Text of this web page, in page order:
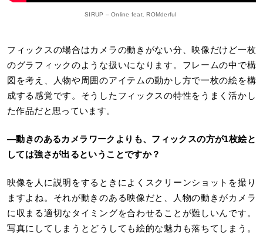
SIRUP – Online feat. ROMderful
フィックスの場合はカメラの動きがない分、映像だけど一枚
のグラフィックのような扱いになります。フレームの中で構
図を考え、人物や周囲のアイテムの動かし方で一枚の絵を構
成する感覚です。そうしたフィックスの特性をうまく活かし
た作品だと思っています。
―動きのあるカメラワークよりも、フィックスの方が1枚絵と
しては強さが出るということですか？
映像を人に説明をするときによくスクリーンショットを撮り
ますよね。それが動きのある映像だと、人物の動きがカメラ
に収まる適切なタイミングを合わせることが難しいんです。
写真にしてしまうとどうしても絵的な魅力も落ちてしまう。